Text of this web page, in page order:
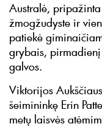
Australė,
žmogžudyste ir
patiekė
grybais,
galvos.
Viktorijos
šeimininkę Erin
metų laisvės